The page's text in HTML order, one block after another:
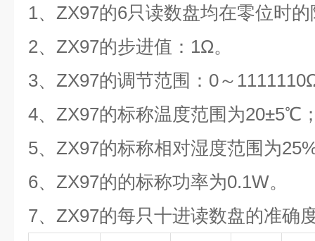
1、ZX97的6只读数盘均在零位时
2、ZX97的步进值：1Ω。
3、ZX97的调节范围：0～
4、ZX97的标称温度范围为20±5℃
5、ZX97的标称相对湿度范围为
6、ZX97的的标称功率为0.1W。
7、ZX97的每只十进读数盘的准确